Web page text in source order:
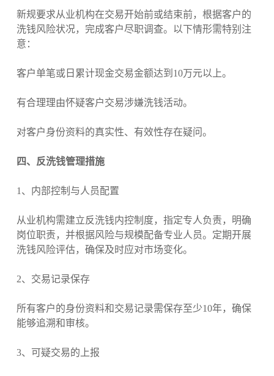
新规要求从业机构在交易开始前或结束前，根据客户的
洗钱风险状况，完成客户尽职调查。以下情形需特别注
意：
客户单笔或日累计现金交易金额达到10万元以上。
有合理理由怀疑客户交易涉嫌洗钱活动。
对客户身份资料的真实性、有效性存在疑问。
四、反洗钱管理措施
1、内部控制与人员配置
从业机构需建立反洗钱内控制度，指定专人负责，明确
岗位职责，并根据风险与规模配备专业人员。定期开展
洗钱风险评估，确保及时应对市场变化。
2、交易记录保存
所有客户的身份资料和交易记录需保存至少10年，确保
能够追溯和审核。
3、可疑交易的上报